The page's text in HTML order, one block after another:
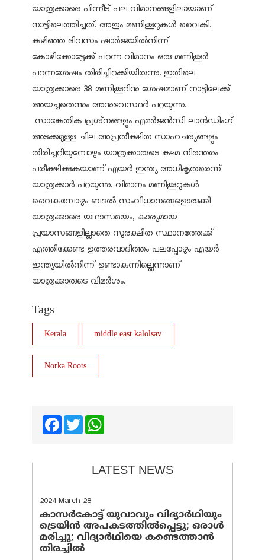
യാത്രക്കാരെ പിന്നീട് പല വിമാനങ്ങളിലായാണ്
നാട്ടിലെത്തിച്ചത്. അതും മണിക്കൂറുകൾ വൈകി.
കഴിഞ്ഞ ദിവസം ഷാർജയിൽനിന്ന്
കോഴിക്കോട്ടേക്ക് പറന്ന വിമാനം ഒരു മണിക്കൂർ
പറന്നശേഷം തിരിച്ചിറക്കിയിരുന്നു. ഇതിലെ
യാത്രക്കാരെ 38 മണിക്കൂറിനു ശേഷമാണ് നാട്ടിലേക്ക്
അയച്ചതെന്നും അനുഭവസ്ഥർ പറയുന്നു.
സാങ്കേതിക പ്രശ്‌നങ്ങളും എമർജൻസി ലാൻഡിംഗ്
അടക്കമുള്ള ചില അപ്രതീക്ഷിത സാഹചര്യങ്ങളും
തിരിച്ചറിയുമ്പോഴും യാത്രക്കാരുടെ ക്ഷമ നിരന്തരം
പരീക്ഷിക്കുകയാണ് എയർ ഇന്ത്യ അധികൃതരെന്ന്
യാത്രക്കാർ പറയുന്നു. വിമാനം മണിക്കൂറുകൾ
വൈകുമ്പോഴും ബദൽ സംവിധാനങ്ങളൊരുക്കി
യാത്രക്കാരെ യഥാസമയം, കാര്യമായ
പ്രയാസങ്ങളില്ലാതെ സുരക്ഷിത സ്ഥാനത്തേക്ക്
എത്തിക്കേണ്ട ഉത്തരവാദിത്തം പലപ്പോഴും എയർ
ഇന്ത്യയിൽനിന്ന് ഉണ്ടാകുന്നില്ലെന്നാണ്
യാത്രക്കാരുടെ വിമർശം.
Tags
Kerala middle east kalolsav
Norka Roots
FacebookTwitter
LATEST NEWS
2024 March 28
കാസർകോട്ട് യുവാവും വിദ്യാർഥിയും
ട്രെയിൻ അപകടത്തിൽപ്പെട്ടു; ഒരാൾ
മരിച്ചു; വിദ്യാർഥിയെ കണ്ടെത്താൻ
തിരച്ചിൽ